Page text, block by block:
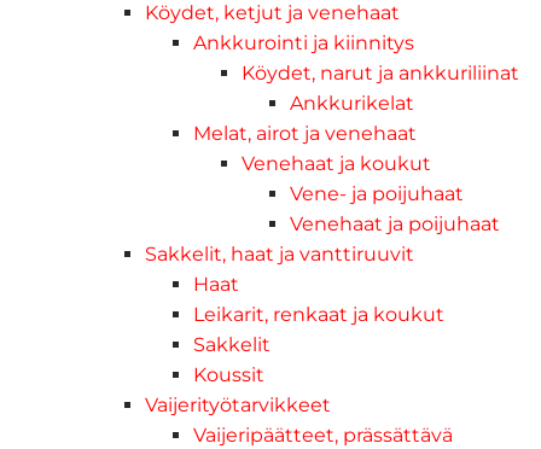
Köydet, ketjut ja venehaat
Ankkurointi ja kiinnitys
Köydet, narut ja ankkuriliinat
Ankkurikelat
Melat, airot ja venehaat
Venehaat ja koukut
Vene- ja poijuhaat
Venehaat ja poijuhaat
Sakkelit, haat ja vanttiruuvit
Haat
Leikarit, renkaat ja koukut
Sakkelit
Koussit
Vaijerityötarvikkeet
Vaijeripäätteet, prässättävä